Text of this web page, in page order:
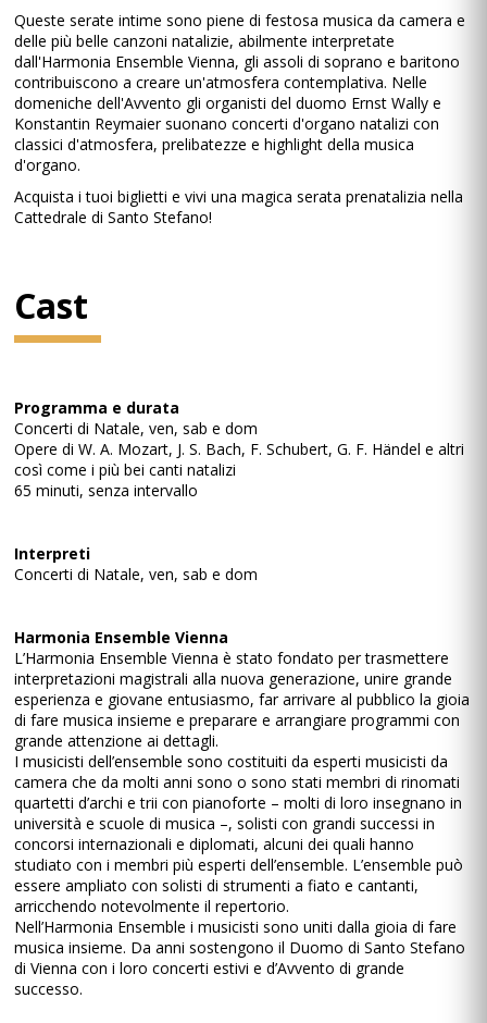
Queste serate intime sono piene di festosa musica da camera e
delle più belle canzoni natalizie, abilmente interpretate
dall'Harmonia Ensemble Vienna, gli assoli di soprano e baritono
contribuiscono a creare un'atmosfera contemplativa. Nelle
domeniche dell'Avvento gli organisti del duomo Ernst Wally e
Konstantin Reymaier suonano concerti d'organo natalizi con
classici d'atmosfera, prelibatezze e highlight della musica
d'organo.
Acquista i tuoi biglietti e vivi una magica serata prenatalizia nella
Cattedrale di Santo Stefano!
Cast
Programma e durata
Concerti di Natale, ven, sab e dom
Opere di W. A. Mozart, J. S. Bach, F. Schubert, G. F. Händel e altri
così come i più bei canti natalizi
65 minuti, senza intervallo
Interpreti
Concerti di Natale, ven, sab e dom
Harmonia Ensemble Vienna
L’Harmonia Ensemble Vienna è stato fondato per trasmettere
interpretazioni magistrali alla nuova generazione, unire grande
esperienza e giovane entusiasmo, far arrivare al pubblico la gioia
di fare musica insieme e preparare e arrangiare programmi con
grande attenzione ai dettagli.
I musicisti dell’ensemble sono costituiti da esperti musicisti da
camera che da molti anni sono o sono stati membri di rinomati
quartetti d’archi e trii con pianoforte – molti di loro insegnano in
università e scuole di musica –, solisti con grandi successi in
concorsi internazionali e diplomati, alcuni dei quali hanno
studiato con i membri più esperti dell’ensemble. L’ensemble può
essere ampliato con solisti di strumenti a fiato e cantanti,
arricchendo notevolmente il repertorio.
Nell’Harmonia Ensemble i musicisti sono uniti dalla gioia di fare
musica insieme. Da anni sostengono il Duomo di Santo Stefano
di Vienna con i loro concerti estivi e d’Avvento di grande
successo.